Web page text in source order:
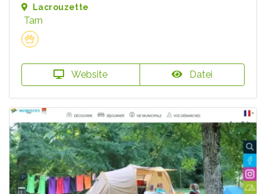
Lacrouzette
Tarn
Website Datei